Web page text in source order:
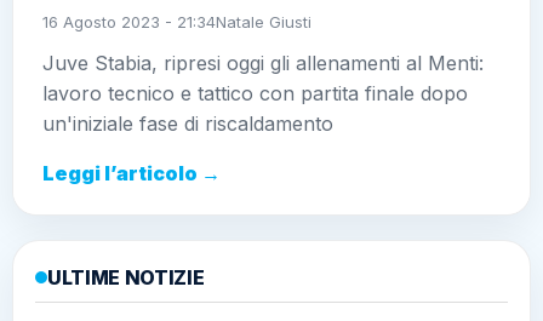
16 Agosto 2023 - 21:34Natale Giusti
Juve Stabia, ripresi oggi gli allenamenti al Menti:
lavoro tecnico e tattico con partita finale dopo
un'iniziale fase di riscaldamento
Leggi l’articolo →
ULTIME NOTIZIE